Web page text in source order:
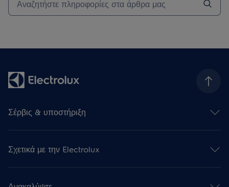
Σέρβις & υποστήριξη
Υποστήριξη
Επισκευή της Συσκευή σας
Εγγραφή προϊόντος
Σχετικά με την Electrolux
Newsroom